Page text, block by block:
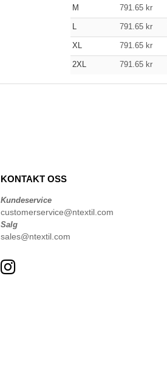
M 791.65 kr
791.65 kr
XL 791.65 kr
2XL 791.65 kr
KONTAKT OSS
Kundeservice
customerservice@ntextil.com
Salg
sales@ntextil.com